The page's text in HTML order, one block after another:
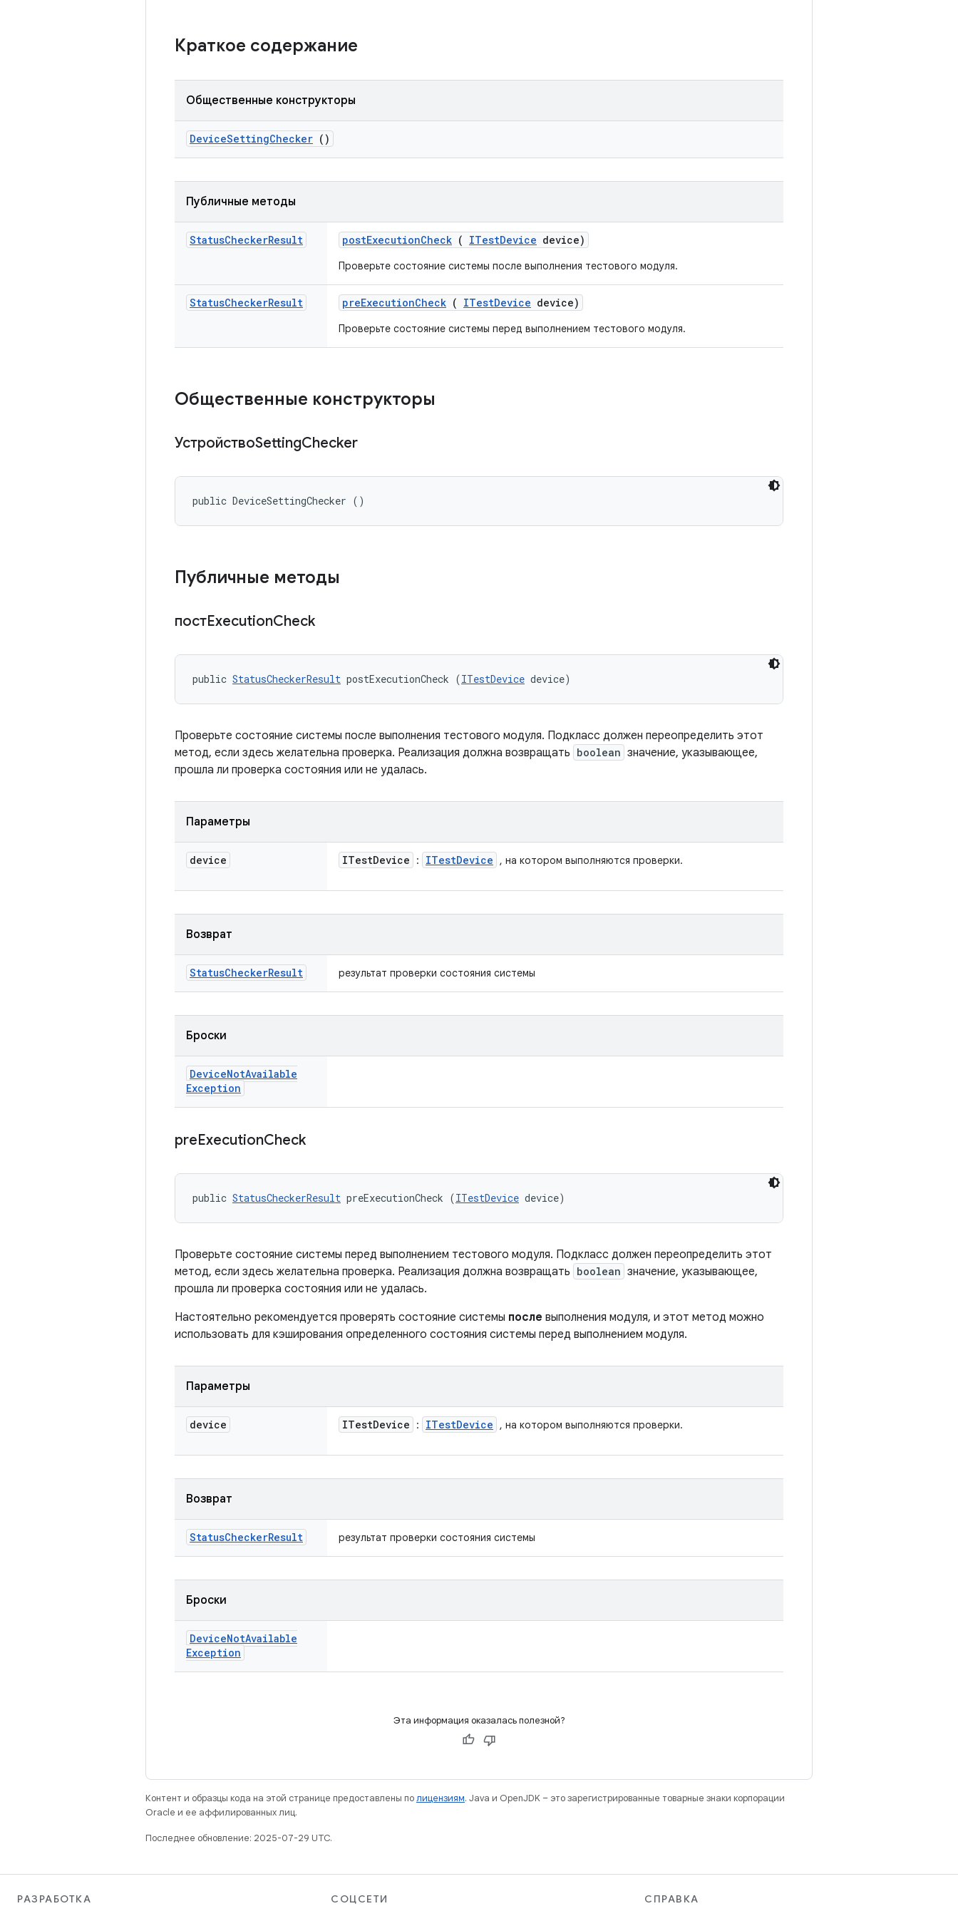
Краткое содержание
Общественные конструкторы
DeviceSettingChecker ()
Публичные методы
StatusCheckerResult postExecutionCheck ( ITestDevice device)
Проверьте состояние системы после выполнения тестового модуля.
StatusCheckerResult preExecutionCheck ( ITestDevice device)
Проверьте состояние системы перед выполнением тестового модуля.
Общественные конструкторы
УстройствоSettingChecker
public DeviceSettingChecker ()
Публичные методы
постExecutionCheck
public StatusCheckerResult postExecutionCheck (ITestDevice device)
Проверьте состояние системы после выполнения тестового модуля. Подкласс должен переопределить этот
метод, если здесь желательна проверка. Реализация должна возвращать boolean значение, указывающее,
прошла ли проверка состояния или не удалась.
Параметры
device ITestDevice : ITestDevice , на котором выполняются проверки.
Возврат
StatusCheckerResult результат проверки состояния системы
Броски
DeviceNotAvailable
Exception
preExecutionCheck
public StatusCheckerResult preExecutionCheck (ITestDevice device)
Проверьте состояние системы перед выполнением тестового модуля. Подкласс должен переопределить этот
метод, если здесь желательна проверка. Реализация должна возвращать boolean значение, указывающее,
прошла ли проверка состояния или не удалась.
Настоятельно рекомендуется проверять состояние системы после выполнения модуля, и этот метод можно
использовать для кэширования определенного состояния системы перед выполнением модуля.
Параметры
device ITestDevice : ITestDevice , на котором выполняются проверки.
Возврат
StatusCheckerResult результат проверки состояния системы
Броски
DeviceNotAvailable
Exception
Эта информация оказалась полезной?
Контент и образцы кода на этой странице предоставлены полицензиям. Java и OpenJDK – это зарегистрированные товарные знаки корпорации
Oracle и ее аффилированных лиц.
Последнее обновление: 2025-07-29 UTC.
РАЗРАБОТКА СОЦСЕТИ СПРАВКА